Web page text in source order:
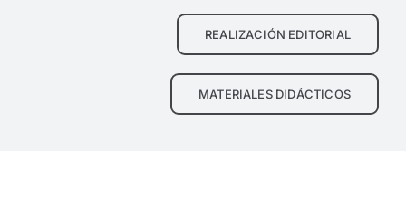
REALIZACIÓN EDITORIAL
MATERIALES DIDÁCTICOS